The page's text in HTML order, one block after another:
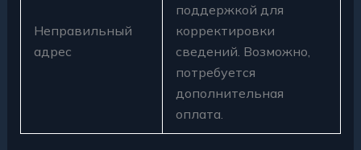
Неправильный
адрес
поддержкой для
корректировки
сведений. Возможно,
потребуется
дополнительная
оплата.